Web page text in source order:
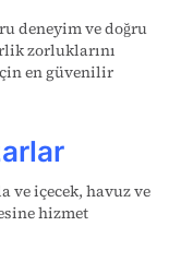
deneyim ve doğru
zorluklarını
en güvenilir
ve içecek, havuz ve
hizmet